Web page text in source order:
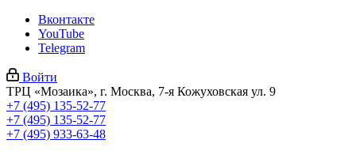
Вконтакте
YouTube
Telegram
Войти
ТРЦ «Мозаика», г. Москва, 7-я Кожуховская ул. 9
+7 (495) 135-52-77
+7 (495) 135-52-77
+7 (495) 933-63-48